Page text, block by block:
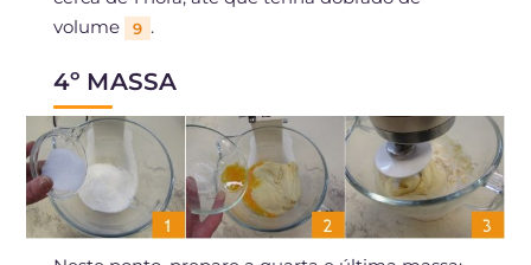
volume
9 .
4º MASSA